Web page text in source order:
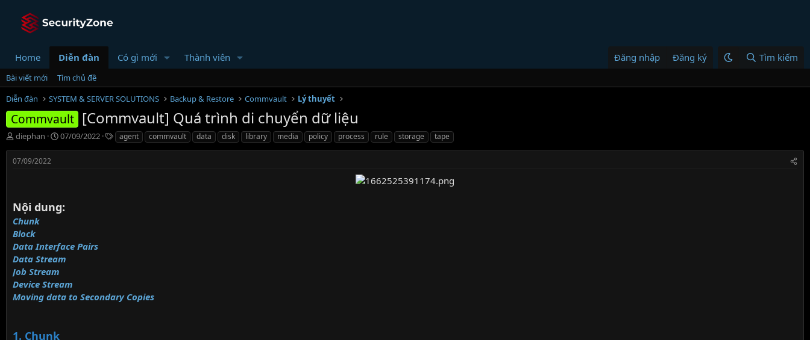
Home Diễn đàn Có gì mới Thành viên Đăng nhập Đăng ký Tìm kiếm
Bài viết mới
Tìm chủ đề
Diễn đàn
SYSTEM & SERVER SOLUTIONS Backup & Restore Commvault Lý thuyết
Commvault [Commvault] Quá trình di chuyển dữ liệu
T
r
t
a
r
t
e
r
diephan
N
07/09/2022
T
ừ
agent commvault data disk library media policy process rule storage tape
07/09/2022
Nội dung:
Chunk
Block
Data Interface Pairs
Data Stream
Job Stream
Device Stream
Moving data to Secondary Copies
1. Chunk